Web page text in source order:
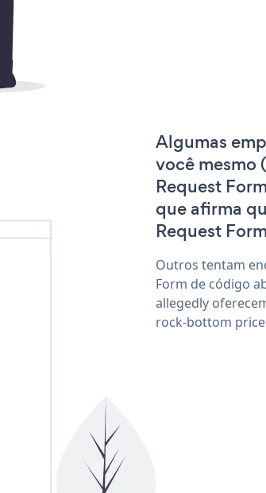
Algumas
você mesmo
Request
que afirma
Request
Outros tentam
Form de código
allegedly
rock-bottom